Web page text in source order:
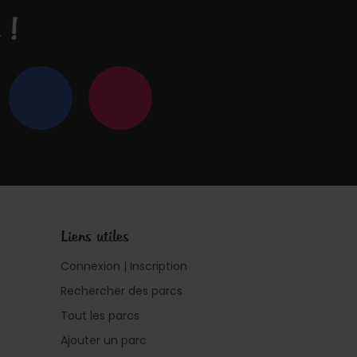
!
Liens utiles
Connexion | Inscription
Rechercher des parcs
Tout les parcs
Ajouter un parc